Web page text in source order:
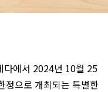
다에서 2024년 10월 25
정으로 개최되는 특별한